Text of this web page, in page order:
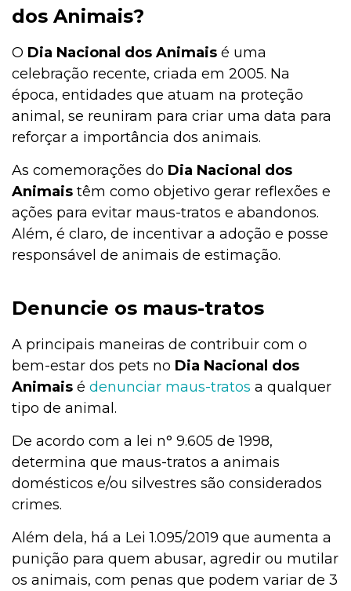
dos Animais?
O Dia Nacional dos Animais é uma
celebração recente, criada em 2005. Na
época, entidades que atuam na proteção
animal, se reuniram para criar uma data para
reforçar a importância dos animais.
As comemorações do Dia Nacional dos
Animais têm como objetivo gerar reflexões e
ações para evitar maus-tratos e abandonos.
Além, é claro, de incentivar a adoção e posse
responsável de animais de estimação.
Denuncie os maus-tratos
A principais maneiras de contribuir com o
bem-estar dos pets no Dia Nacional dos
Animais é denunciar maus-tratos a qualquer
tipo de animal.
De acordo com a lei n° 9.605 de 1998,
determina que maus-tratos a animais
domésticos e/ou silvestres são considerados
crimes.
Além dela, há a Lei 1.095/2019 que aumenta a
punição para quem abusar, agredir ou mutilar
os animais, com penas que podem variar de 3